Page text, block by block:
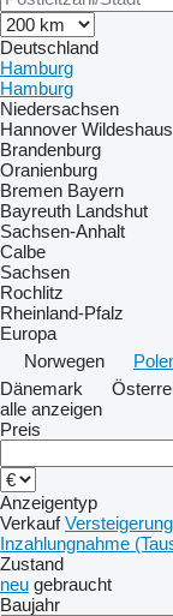
Deutschland
Hamburg
Hamburg
Niedersachsen
Hannover
Brandenburg
Oranienburg
Bremen Bayern
Bayreuth Landshut
Sachsen-Anhalt
Calbe
Sachsen
Rochlitz
Rheinland-Pfalz
Europa
Norwegen
Dänemark
alle anzeigen
Preis
Anzeigentyp
Verkauf Versteigerung
Inzahlungnahme
Zustand
neu gebraucht
Baujahr